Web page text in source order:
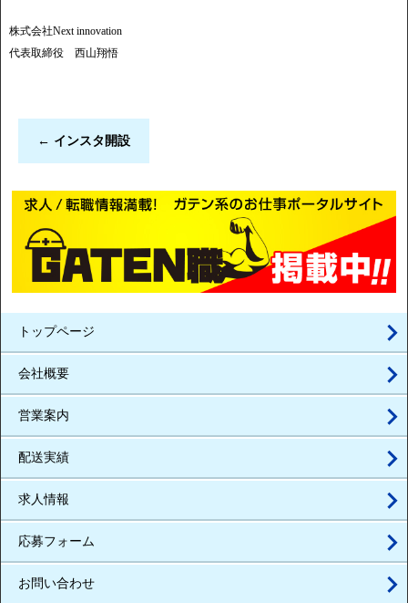
株式会社Next innovation
代表取締役 西山翔悟
← インスタ開設
トップページ
会社概要
営業案内
配送実績
求人情報
応募フォーム
お問い合わせ